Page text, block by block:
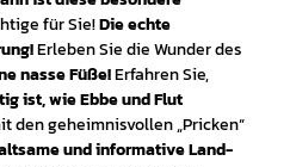
für Sie!Die echte
Erleben Sie die Wunder des
nasse Füße!Erfahren Sie,
ist, wie Ebbe und Flut
den geheimnisvollen „Pricken“
und informative Land-